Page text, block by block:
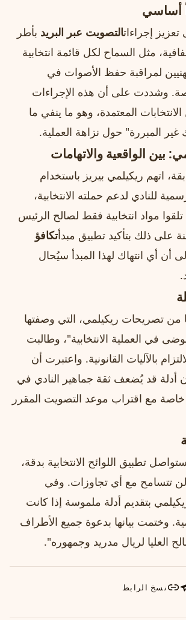
أساسي
إجراءاتالتصويت عبر البريد بأطر
مثل السماح لكل قائمة انتخابية
لمراقبة حفظ الأصوات في
وشددت على أن هذه الإجراءات
المعتمدة، وهو ما ينفي ما
المبررة" حول نزاهة العملية.
بين الواقعية والاتهامات
اتهم ريكيلمي بيريز باستخدام
للنادي لدعم حملته الانتخابية،
مواد انتخابية فقط لصالح الرئيس
على ذلك بتأكيد تطبيق مبدأتكافؤ
أن أي انتهاك لهذا المبدأ سيُحال
من تصريحات ريكيلمي، التي وصفتها
في العملية الانتخابية"، وطالبت
بالآليات القانونية. واعتبرت أن
أدلة قد يُضعف ثقة جماهير النادي في
خاصة مع اقتراب موعد التصويت المقرر
تطبيق اللوائح الانتخابية بدقة،
تتسامح مع أي تجاوزات. وفي
بتقديم أدلة ملموسة إذا كانت
وختمت بيانها بدعوة جميع الأطراف
العليا لريال مدريد وجمهوره".
نسخ الرابط